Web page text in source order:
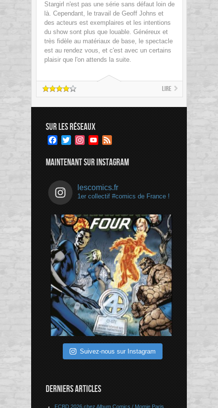
Stargirl n'est pas une série sans défaut loin de
là. Cependant, le travail de Geoff Johns et
des acteurs est exemplaires et les intentions
du show sont plus que louable. Généreux et
très fidèle au matériaux de base, le spectacle
est au rendez vous, et c'est avec un certains
plaisir que l'on attends la suite.
Lire
SUR LES RÉSEAUX
Facebook
TwitterInstagramYouTube
MAINTENANT SUR INSTAGRAM
lescomics.fr
1er collectif #comics de France !
Suivez-nous sur Instagram
DERNIERS ARTICLES
FCBD 2026 chez Album Comics / Momie Paris